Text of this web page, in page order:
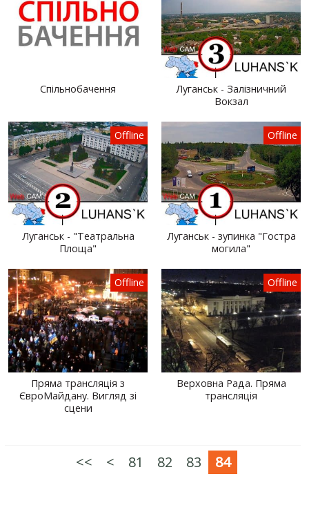
Спільнобачення
Луганськ - Залізничний
Вокзал
Offline
Луганськ - "Театральна
Площа"
Offline
Луганськ - зупинка "Гостра
могила"
Offline
Пряма трансляція з
ЄвроМайдану. Вигляд зі
сцени
Offline
Верховна Рада. Пряма
трансляція
<< < 81 82 83 84